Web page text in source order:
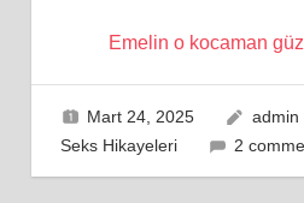
Emelin o kocaman
Mart 24, 2025 admin
Seks Hikayeleri
2